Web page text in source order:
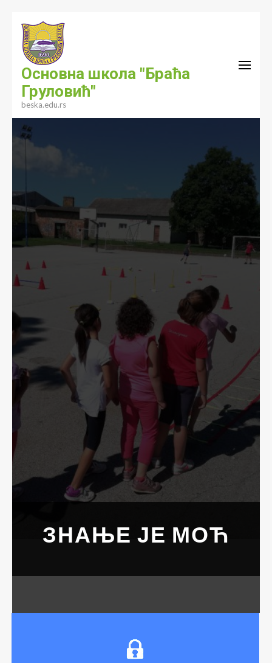
content
(Press
Enter)
Основна школа "Браћа
Груловић"
beska.edu.rs
ЗНАЊЕ ЈЕ МОЋ